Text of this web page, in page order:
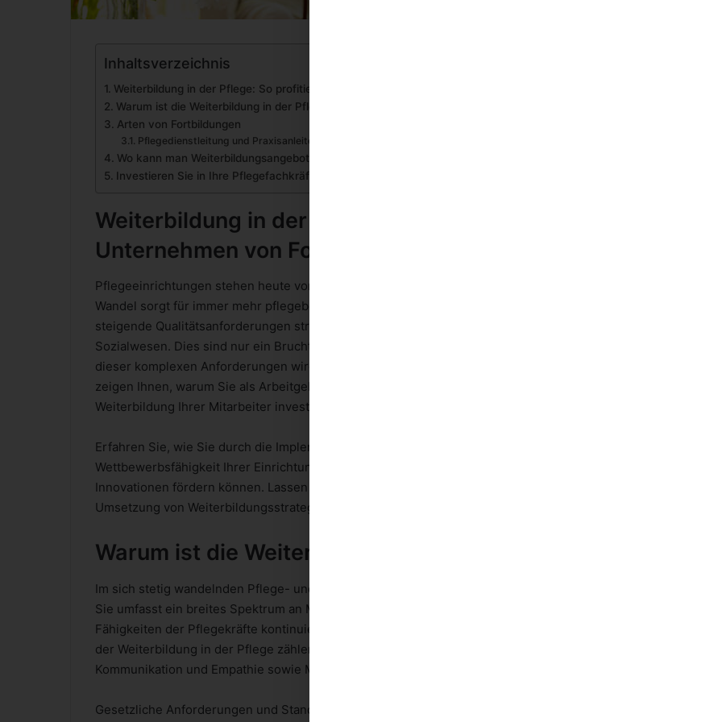
Inhaltsverzeichnis
Weiterbildung in der Pflege: So profitiert Ihr Unternehmen von Fortbildungen
Warum ist die Weiterbildung in der Pflege so wichtig?
Arten von Fortbildungen
Pflegedienstleitung und Praxisanleiter
Wo kann man Weiterbildungsangebote wahrnehmen?
Investieren Sie in Ihre Pflegefachkräfte
Weiterbildung in der Pflege: So profitiert Ihr
Unternehmen von Fortbildungen
Pflegeeinrichtungen stehen heute vor einer Vielzahl an Herausforderungen: der demografische
Wandel sorgt für immer mehr pflegebedürftige Personen, zunehmender Fachkräftemangel und
steigende Qualitätsanforderungen stressen Pflegekräfte sowie Arbeitgeber im Gesundheits- und
Sozialwesen. Dies sind nur ein Bruchteil der alltäglichen Herausforderungen der Pflege. Inmitten
dieser komplexen Anforderungen wird die Bedeutung von Weiterbildung immer deutlicher. Wir
zeigen Ihnen, warum Sie als Arbeitgeber und Führungskraft einer Pflegeeinrichtung in die
Weiterbildung Ihrer Mitarbeiter investieren sollten.
Erfahren Sie, wie Sie durch die Implementierung von Weiterbildungsmaßnahmen nicht nur die
Wettbewerbsfähigkeit Ihrer Einrichtung steigern, sondern auch langfristig Kosten sparen und
Innovationen fördern können. Lassen Sie sich inspirieren und entdecken Sie praxisnahe Tipps zur
Umsetzung von Weiterbildungsstrategien, um Ihre Pflegeeinrichtung fit für die Zukunft zu machen.
Warum ist die Weiterbildung in der Pflege so wichtig?
Im sich stetig wandelnden Pflege- und Gesundheitswesen sind Fort- und Weiterbildungen essenziell.
Sie umfasst ein breites Spektrum an Maßnahmen, die darauf abzielen, das Wissen und die
Fähigkeiten der Pflegekräfte kontinuierlich zu erweitern und zu vertiefen. Zu den gängigen Formen
der Weiterbildung in der Pflege zählen fachliche Fortbildungen, Schulungen zu Soft Skills wie
Kommunikation und Empathie sowie Management-Trainings für Führungskräfte.
Gesetzliche Anforderungen und Standards spielen dabei eine entscheidende Rolle.